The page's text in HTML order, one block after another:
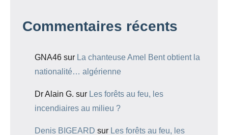
Commentaires récents
GNA46 sur La chanteuse Amel Bent obtient la
nationalité… algérienne
Dr Alain G. sur Les forêts au feu, les
incendiaires au milieu ?
Denis BIGEARD sur Les forêts au feu, les